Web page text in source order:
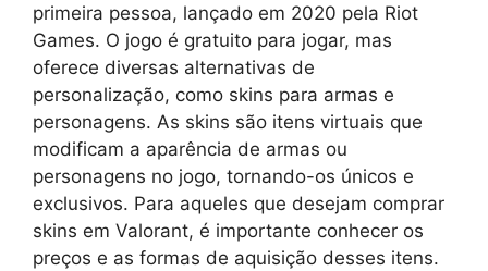
primeira pessoa, lançado em 2020 pela Riot
Games. O jogo é gratuito para jogar, mas
oferece diversas alternativas de
personalização, como skins para armas e
personagens. As skins são itens virtuais que
modificam a aparência de armas ou
personagens no jogo, tornando-os únicos e
exclusivos. Para aqueles que desejam comprar
skins em Valorant, é importante conhecer os
preços e as formas de aquisição desses itens.